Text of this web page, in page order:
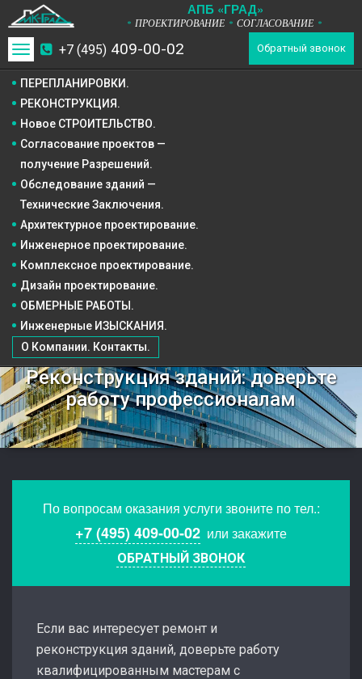
АПБ «ГРАД»
* ПРОЕКТИРОВАНИЕ * СОГЛАСОВАНИЕ *
+7 (495) 409-00-02 Обратный звонок
Toggle
navigation
ПЕРЕПЛАНИРОВКИ.
РЕКОНСТРУКЦИЯ.
Новое СТРОИТЕЛЬСТВО.
ОБМЕРНЫЕ РАБОТЫ.
Инженерные ИЗЫСКАНИЯ.
О Компании. Контакты.
Согласование проектов —
получение Разрешений.
Обследование зданий —
Технические Заключения.
Архитектурное проектирование.
Инженерное проектирование.
Комплексное проектирование.
Дизайн проектирование.
Реконструкция зданий: доверьте
работу профессионалам
По вопросам оказания услуги звоните по тел.:
+7 (495) 409-00-02 или закажите
ОБРАТНЫЙ ЗВОНОК
Если вас интересует ремонт и
реконструкция зданий, доверьте работу
квалифицированным мастерам с